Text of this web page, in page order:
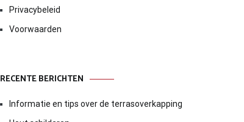
Privacybeleid
Voorwaarden
RECENTE BERICHTEN
Informatie en tips over de terrasoverkapping